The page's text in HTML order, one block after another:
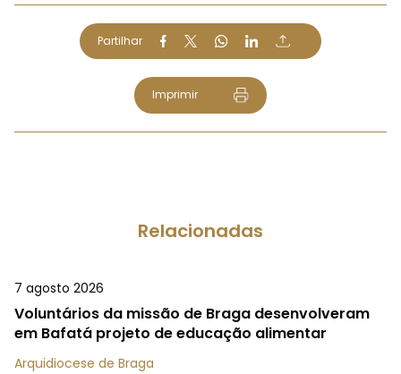
Partilhar
Imprimir
Relacionadas
7 agosto 2026
Voluntários da missão de Braga desenvolveram
em Bafatá projeto de educação alimentar
Arquidiocese de Braga